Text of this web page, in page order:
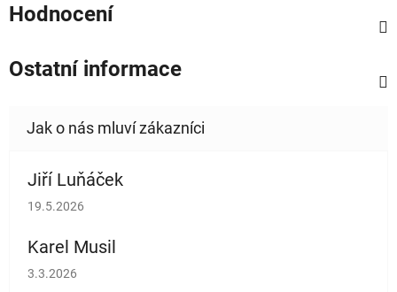
Hodnocení
Ostatní informace
Jiří Luňáček
Hodnocení obchodu je 5 z 5 hvězdiček.
19.5.2026
Karel Musil
Hodnocení obchodu je 5 z 5 hvězdiček.
3.3.2026